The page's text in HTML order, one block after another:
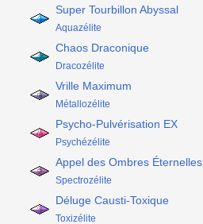
Super Tourbillon Abyssal
Aquazélite
Chaos Draconique
Dracozélite
Vrille Maximum
Métallozélite
Psycho-Pulvérisation EX
Psychézélite
Appel des Ombres Éternelles
Spectrozélite
Déluge Causti-Toxique
Toxizélite